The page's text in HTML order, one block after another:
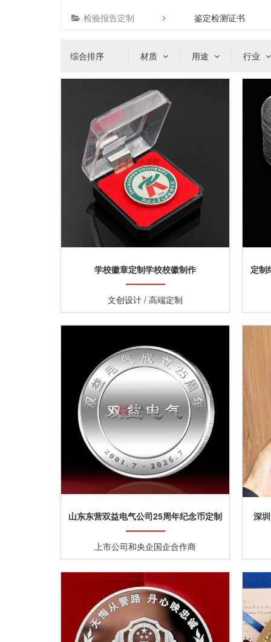
检验报告定制
鉴定检测证书
综合排序 材质 用途 行业
学校徽章定制学校校徽制作
文创设计 / 高端定制
定制
山东东营双益电气公司25周年纪念币定制
上市公司和央企国企合作商
深